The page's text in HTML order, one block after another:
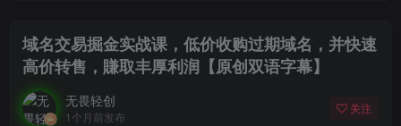
域名交易掘金实战课，低价收购过期域名，并快速
高价转售，賺取丰厚利润【原创双语字幕】
无畏轻创
1个月前发布
关注